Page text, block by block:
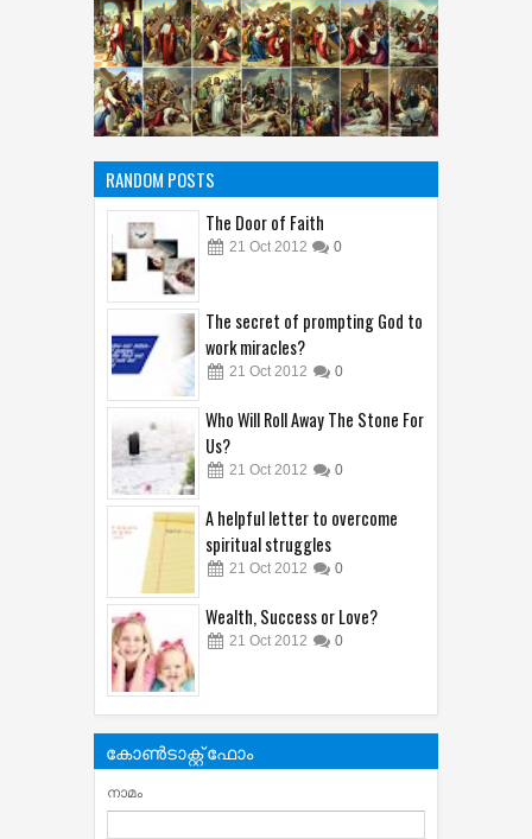
RANDOM POSTS
The Door of Faith
21 Oct 2012 0
The secret of prompting God to
work miracles?
21 Oct 2012 0
Who Will Roll Away The Stone For
Us?
21 Oct 2012 0
A helpful letter to overcome
spiritual struggles
21 Oct 2012 0
Wealth, Success or Love?
21 Oct 2012 0
കോൺടാക്റ്റ് ഫോം
നാമം